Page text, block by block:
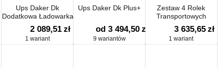
Ups Daker Dk
Dodatkowa Ładowarka
1000 W
2 089,51 zł
1 wariant
Ups Daker Dk Plus+
od 3 494,50 zł
9 wariantów
Zestaw 4 Rolek
Transportowych
3 635,65 zł
1 wariant